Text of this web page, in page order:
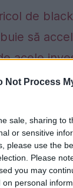
Not Process
sale, sharing to
or sensitive
please use the
Please
you may
personal
de
să
acele
avocado
legume